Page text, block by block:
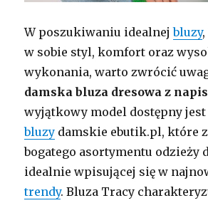
W poszukiwaniu idealnejbluzy
w sobie styl, komfort oraz
wykonania, warto zwrócić
damska bluza dresowa z
wyjątkowy model dostępny
bluzy damskie ebutik.pl, które
bogatego asortymentu odzieży
idealnie wpisującej się w
trendy. Bluza Tracy